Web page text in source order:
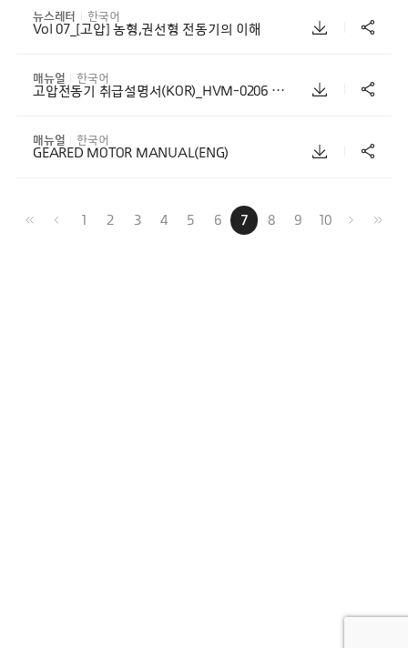
뉴스레터 한국어
Vol 07_[고압] 농형,권선형 전동기의 이해
매뉴얼 한국어
고압전동기 취급설명서(KOR)_HVM-0206 REV 2.1
매뉴얼 한국어
GEARED MOTOR MANUAL(ENG)
1 2 3 4 5 6 7 8 9 10